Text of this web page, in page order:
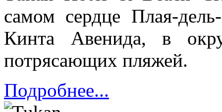
самом сердце Плая-
Кинта Авенида, в
потрясающих пляжей.
Подробнее...